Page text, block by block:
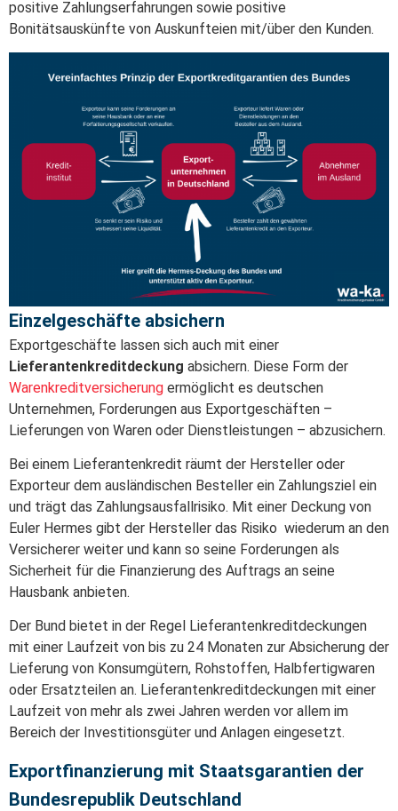
positive Zahlungserfahrungen sowie positive
Bonitätsauskünfte von Auskunfteien mit/über den Kunden.
Einzelgeschäfte absichern
Exportgeschäfte lassen sich auch mit einer
Lieferantenkreditdeckung absichern. Diese Form der
Warenkreditversicherung ermöglicht es deutschen
Unternehmen, Forderungen aus Exportgeschäften –
Lieferungen von Waren oder Dienstleistungen – abzusichern.
Bei einem Lieferantenkredit räumt der Hersteller oder
Exporteur dem ausländischen Besteller ein Zahlungsziel ein
und trägt das Zahlungsausfallrisiko. Mit einer Deckung von
Euler Hermes gibt der Hersteller das Risiko wiederum an den
Versicherer weiter und kann so seine Forderungen als
Sicherheit für die Finanzierung des Auftrags an seine
Hausbank anbieten.
Der Bund bietet in der Regel Lieferantenkreditdeckungen
mit einer Laufzeit von bis zu 24 Monaten zur Absicherung der
Lieferung von Konsumgütern, Rohstoffen, Halbfertigwaren
oder Ersatzteilen an. Lieferantenkreditdeckungen mit einer
Laufzeit von mehr als zwei Jahren werden vor allem im
Bereich der Investitionsgüter und Anlagen eingesetzt.
Exportfinanzierung mit Staatsgarantien der
Bundesrepublik Deutschland